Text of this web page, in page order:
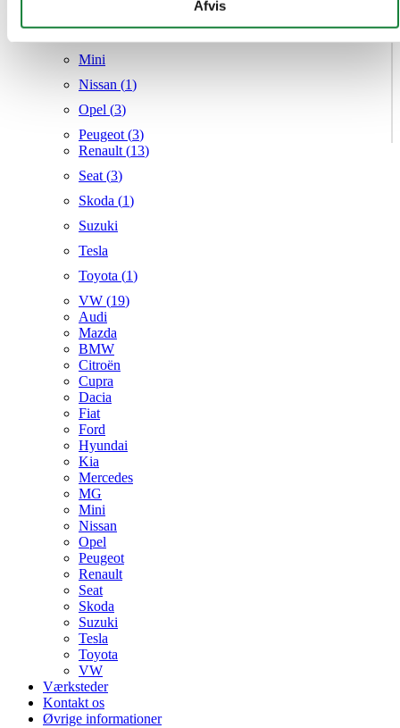
givet dem, eller som de har indsamlet fra din brug af deres
tjenester.
Afvis
Mini
Nissan (1)
Opel (3)
Peugeot (3)
Renault (13)
Seat (3)
Skoda (1)
Suzuki
Tesla
Toyota (1)
VW (19)
Audi
Mazda
BMW
Citroën
Cupra
Dacia
Fiat
Ford
Hyundai
Kia
Mercedes
MG
Mini
Nissan
Opel
Peugeot
Renault
Seat
Skoda
Suzuki
Tesla
Toyota
VW
Værksteder
Kontakt os
Øvrige informationer